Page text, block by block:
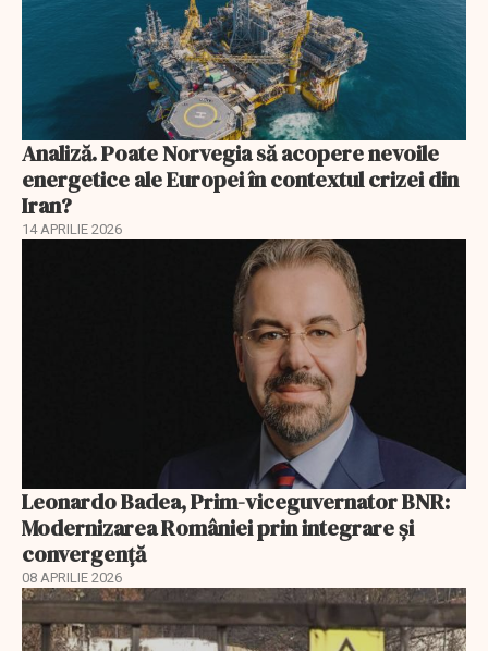
Analiză. Poate Norvegia să acopere nevoile
energetice ale Europei în contextul crizei din
Iran?
14 APRILIE 2026
Leonardo Badea, Prim-viceguvernator BNR:
Modernizarea României prin integrare și
convergență
08 APRILIE 2026